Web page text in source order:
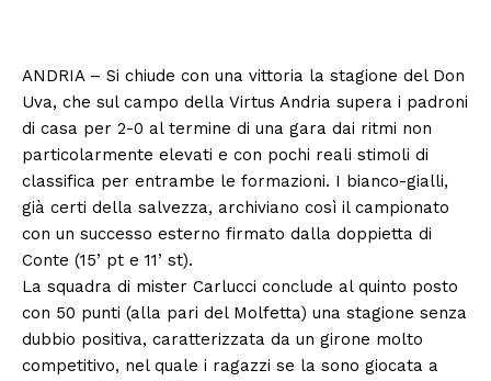
ANDRIA – Si chiude con una vittoria la stagione del Don
Uva, che sul campo della Virtus Andria supera i padroni
di casa per 2-0 al termine di una gara dai ritmi non
particolarmente elevati e con pochi reali stimoli di
classifica per entrambe le formazioni. I bianco-gialli,
già certi della salvezza, archiviano così il campionato
con un successo esterno firmato dalla doppietta di
Conte (15’ pt e 11’ st).
La squadra di mister Carlucci conclude al quinto posto
con 50 punti (alla pari del Molfetta) una stagione senza
dubbio positiva, caratterizzata da un girone molto
competitivo, nel quale i ragazzi se la sono giocata a